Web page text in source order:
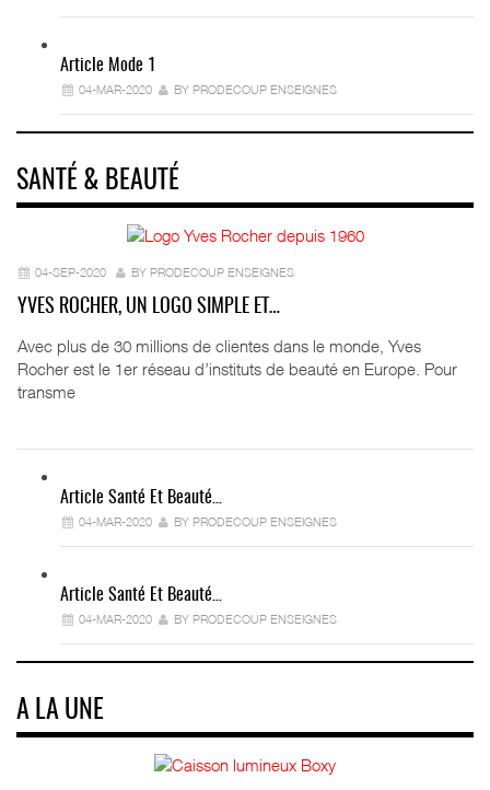
Article Mode 1
04-MAR-2020 BY PRODECOUP ENSEIGNES
SANTÉ & BEAUTÉ
04-SEP-2020 BY PRODECOUP ENSEIGNES
YVES ROCHER, UN LOGO SIMPLE ET…
Avec plus de 30 millions de clientes dans le monde, Yves
Rocher est le 1er réseau d’instituts de beauté en Europe. Pour
transme
Article Santé Et Beauté…
04-MAR-2020 BY PRODECOUP ENSEIGNES
Article Santé Et Beauté…
04-MAR-2020 BY PRODECOUP ENSEIGNES
A LA UNE